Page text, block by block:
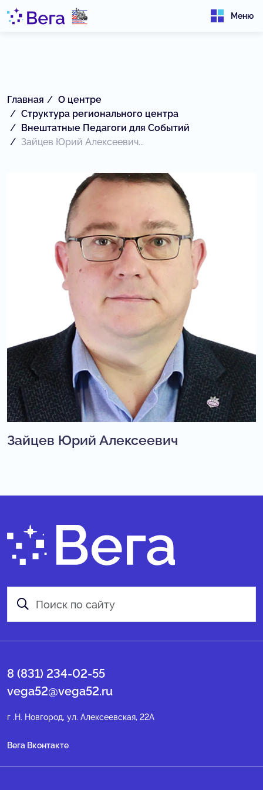
Меню
Главная
О центре
Структура регионального центра
Внештатные Педагоги для Событий
Зайцев Юрий Алексеевич...
Зайцев Юрий Алексеевич
8 (831) 234-02-55
vega52@vega52.ru
г .Н. Новгород, ул. Алексеевская, 22А
Вега Вконтакте